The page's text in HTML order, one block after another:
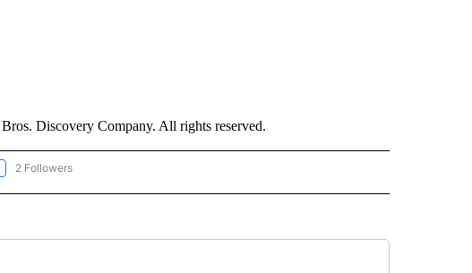
Discovery Company. All rights reserved.
"NOTICIAS - CNN" TO RECEIVE NOTIFICATIONS ABOUT NEW PAGES ON "NOTICIAS - CNN".
2 Followers